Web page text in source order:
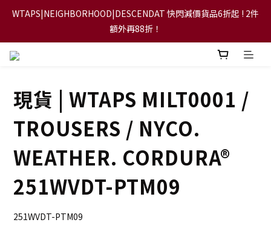
【FLASH SALE 兩件指定現貨產品即享88折】
WTAPS|NEIGHBORHOOD|DESCENDAT 快閃減價貨品6折起 ! 2件
額外再88折！
【立即加入會員，每次消費將可獲禮金回贈下一次使用！】
【FLASH SALE 兩件指定現貨產品即享88折】
現貨 | WTAPS MILT0001 /
TROUSERS / NYCO.
WEATHER. CORDURA®
251WVDT-PTM09
251WVDT-PTM09